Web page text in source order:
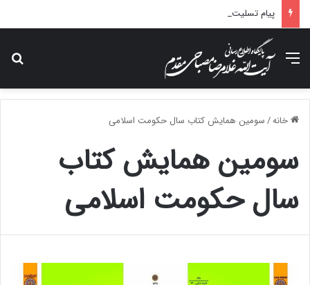
منو
خانه/سومین همایش کتاب سال حکومت اسلامی
سومین همایش کتاب
سال حکومت اسلامی